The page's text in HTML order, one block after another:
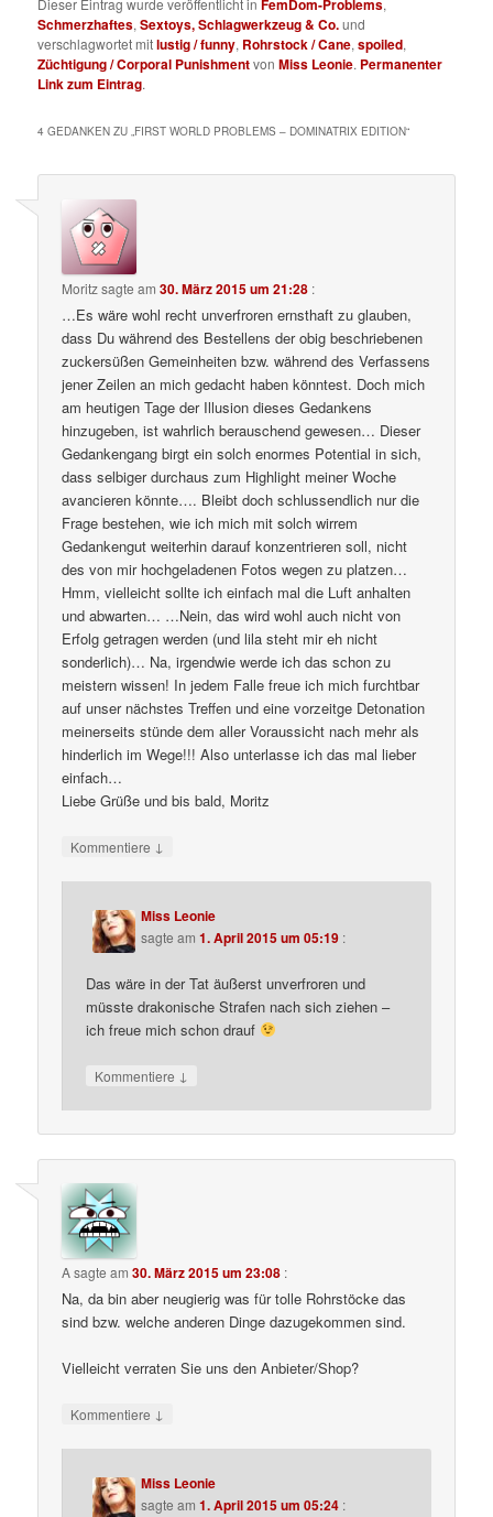
Dieser Eintrag wurde veröffentlicht inFemDom-Problems,
Schmerzhaftes,Sextoys, Schlagwerkzeug & Co.und
verschlagwortet mitlustig / funny, Rohrstock / Cane,spoiled,
Züchtigung / Corporal PunishmentvonMiss Leonie. Permanenter
Link zum Eintrag.
4 GEDANKEN ZU „FIRST WORLD PROBLEMS – DOMINATRIX EDITION“
Moritzsagte am30. März 2015 um 21:28 :
…Es wäre wohl recht unverfroren ernsthaft zu glauben,
dass Du während des Bestellens der obig beschriebenen
zuckersüßen Gemeinheiten bzw. während des Verfassens
jener Zeilen an mich gedacht haben könntest. Doch mich
am heutigen Tage der Illusion dieses Gedankens
hinzugeben, ist wahrlich berauschend gewesen… Dieser
Gedankengang birgt ein solch enormes Potential in sich,
dass selbiger durchaus zum Highlight meiner Woche
avancieren könnte…. Bleibt doch schlussendlich nur die
Frage bestehen, wie ich mich mit solch wirrem
Gedankengut weiterhin darauf konzentrieren soll, nicht
des von mir hochgeladenen Fotos wegen zu platzen…
Hmm, vielleicht sollte ich einfach mal die Luft anhalten
und abwarten… …Nein, das wird wohl auch nicht von
Erfolg getragen werden (und lila steht mir eh nicht
sonderlich)… Na, irgendwie werde ich das schon zu
meistern wissen! In jedem Falle freue ich mich furchtbar
auf unser nächstes Treffen und eine vorzeitge Detonation
meinerseits stünde dem aller Voraussicht nach mehr als
hinderlich im Wege!!! Also unterlasse ich das mal lieber
einfach…
Liebe Grüße und bis bald, Moritz
Kommentiere ↓
Miss Leonie
sagte am1. April 2015 um 05:19 :
Das wäre in der Tat äußerst unverfroren und
müsste drakonische Strafen nach sich ziehen –
ich freue mich schon drauf
Kommentiere ↓
Asagte am30. März 2015 um 23:08 :
Na, da bin aber neugierig was für tolle Rohrstöcke das
sind bzw. welche anderen Dinge dazugekommen sind.
Vielleicht verraten Sie uns den Anbieter/Shop?
Kommentiere ↓
Miss Leonie
sagte am1. April 2015 um 05:24 :